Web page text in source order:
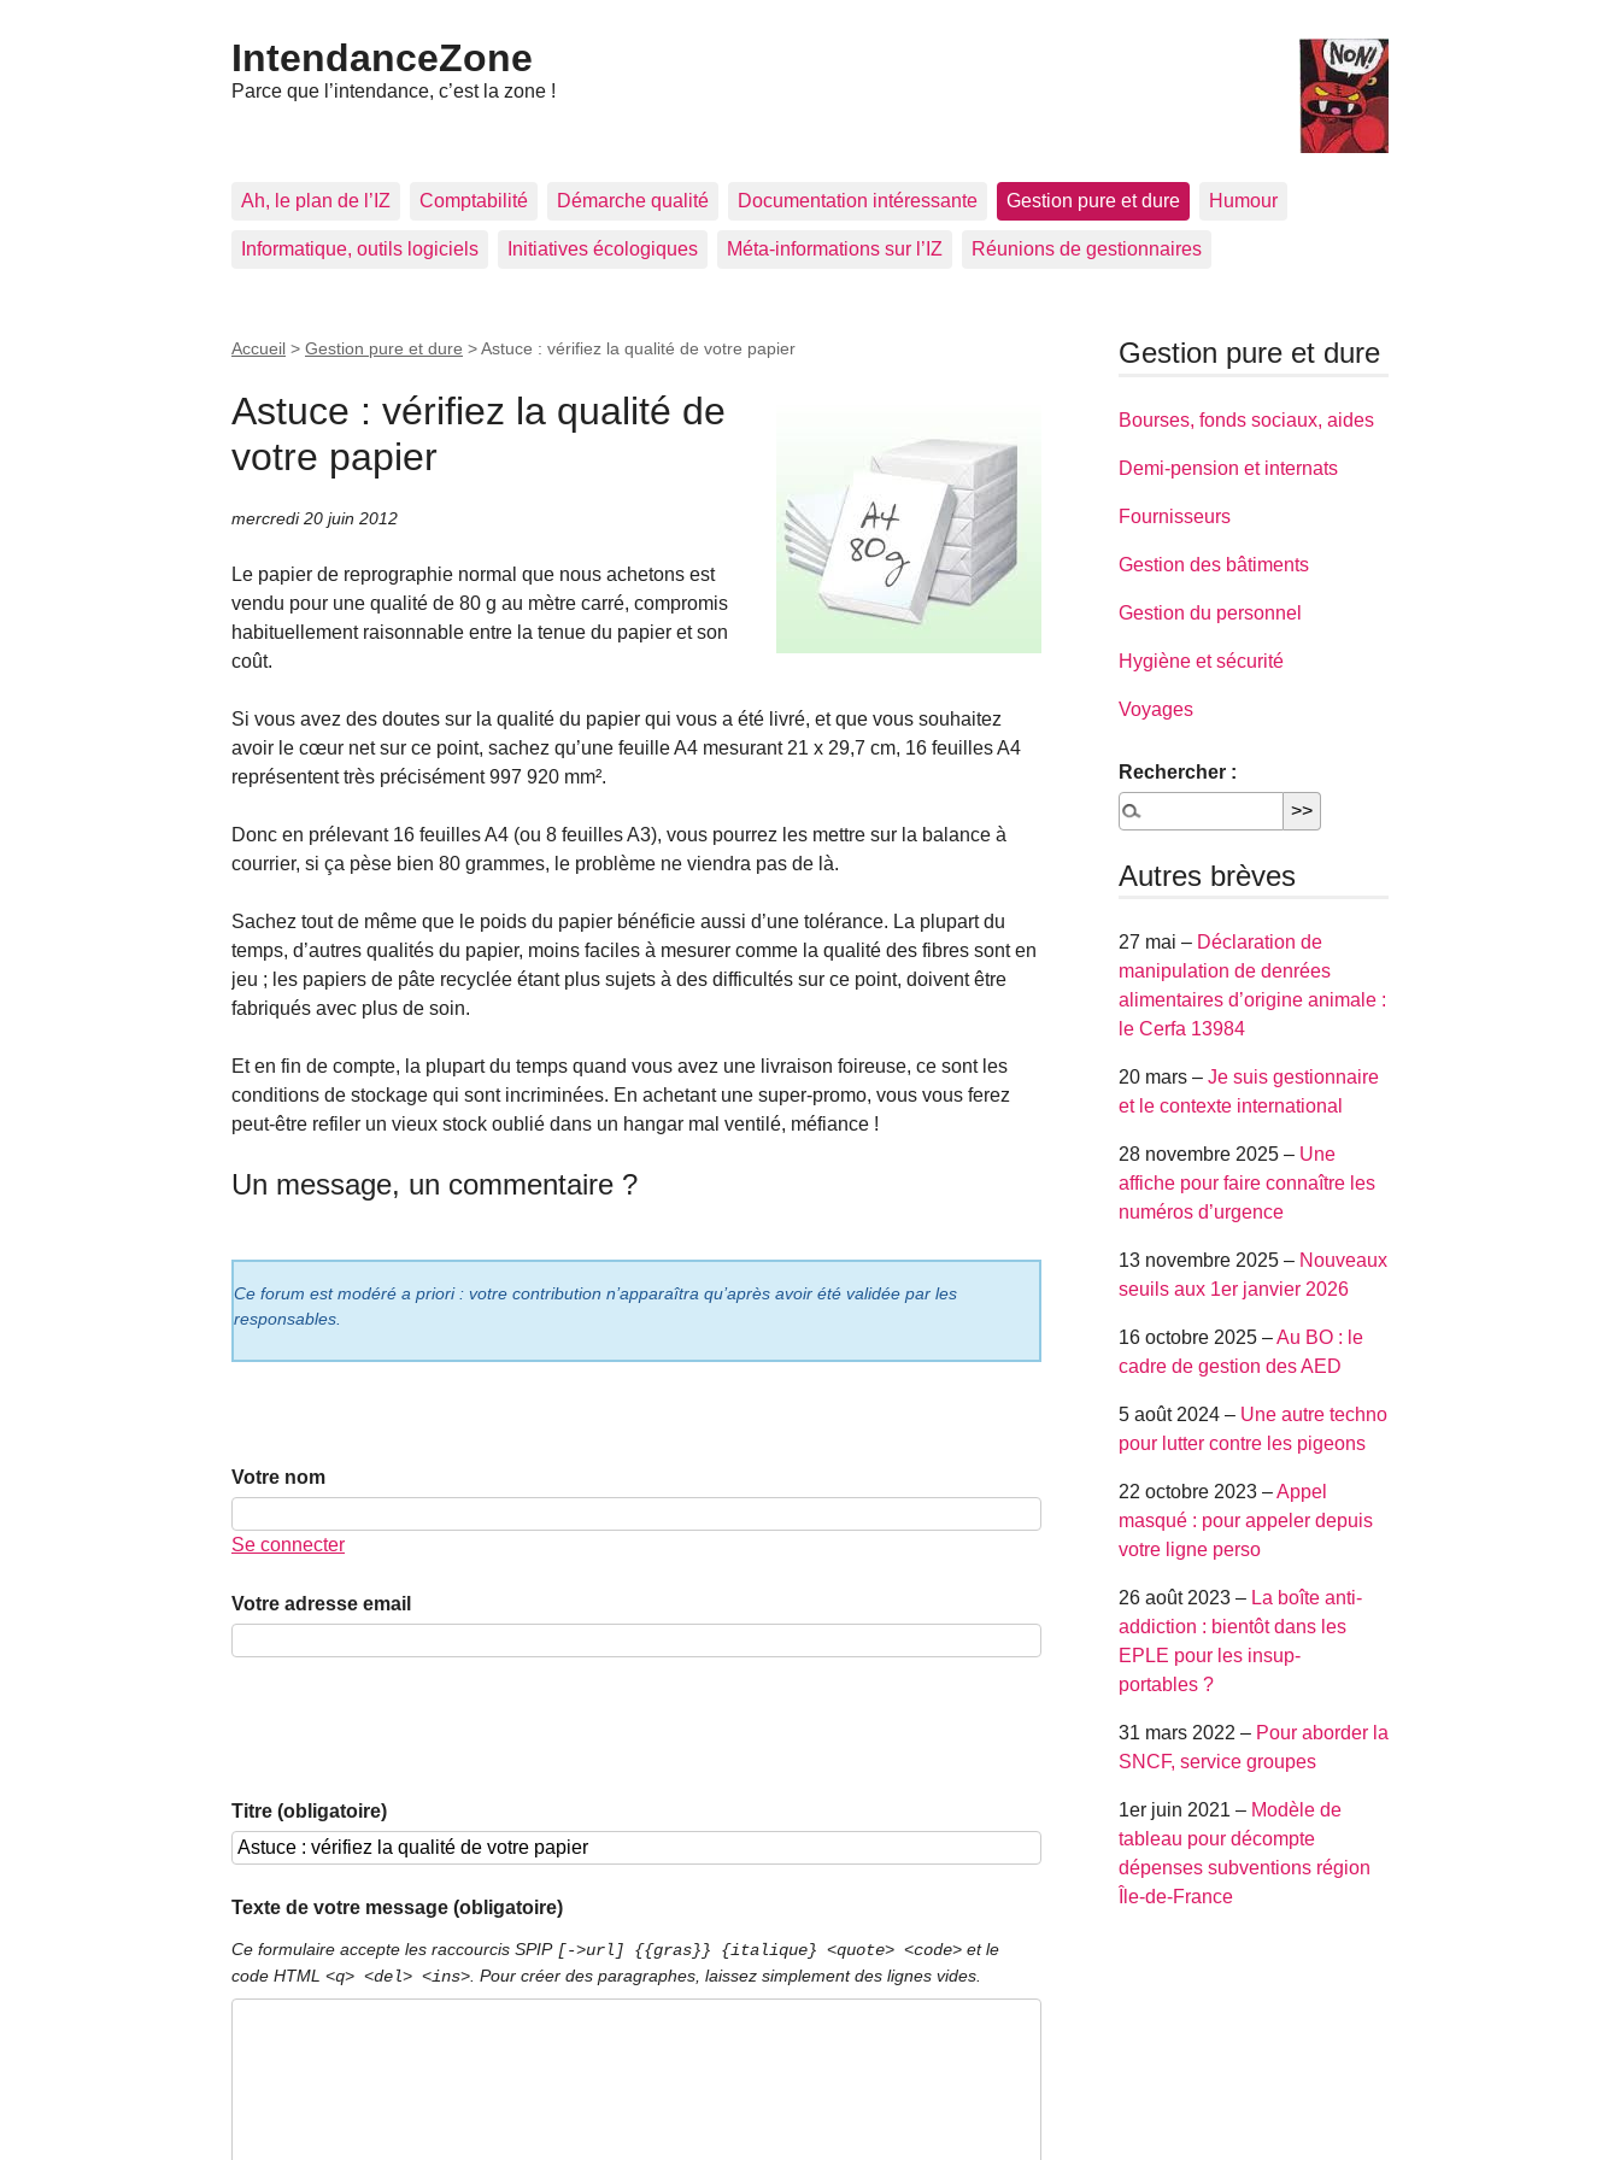
IntendanceZone
Parce que l’intendance, c’est la zone !
Ah, le plan de l’IZ Comptabilité Démarche qualité Documentation intéressante Gestion pure et dure Humour
Informatique, outils logiciels Initiatives écologiques Méta-informations sur l’IZ Réunions de gestionnaires
Accueil > Gestion pure et dure >Astuce : vérifiez la qualité de votre papier
Astuce : vérifiez la qualité de
votre papier
mercredi 20 juin 2012
Le papier de reprographie normal que nous achetons est
vendu pour une qualité de 80 g au mètre carré, compromis
habituellement raisonnable entre la tenue du papier et son
coût.
Si vous avez des doutes sur la qualité du papier qui vous a été livré, et que vous souhaitez
avoir le cœur net sur ce point, sachez qu’une feuille A4 mesurant 21 x 29,7 cm, 16 feuilles A4
représentent très précisément 997 920 mm².
Donc en prélevant 16 feuilles A4 (ou 8 feuilles A3), vous pourrez les mettre sur la balance à
courrier, si ça pèse bien 80 grammes, le problème ne viendra pas de là.
Sachez tout de même que le poids du papier bénéficie aussi d’une tolérance. La plupart du
temps, d’autres qualités du papier, moins faciles à mesurer comme la qualité des fibres sont en
jeu ; les papiers de pâte recyclée étant plus sujets à des difficultés sur ce point, doivent être
fabriqués avec plus de soin.
Et en fin de compte, la plupart du temps quand vous avez une livraison foireuse, ce sont les
conditions de stockage qui sont incriminées. En achetant une super-promo, vous vous ferez
peut-être refiler un vieux stock oublié dans un hangar mal ventilé, méfiance !
Un message, un commentaire ?
Ce forum est modéré a priori : votre contribution n’apparaîtra qu’après avoir été validée par les
responsables.
Votre nom
Se connecter
Votre adresse email
Titre (obligatoire)
Texte de votre message (obligatoire)
Ce formulaire accepte les raccourcis SPIP [->url] {{gras}} {italique} <quote> <code> et le
code HTML <q> <del> <ins> . Pour créer des paragraphes, laissez simplement des lignes vides.
Gestion pure et dure
Bourses, fonds sociaux, aides
Demi-pension et internats
Fournisseurs
Gestion des bâtiments
Gestion du personnel
Hygiène et sécurité
Voyages
Rechercher :
Autres brèves
27 mai – Déclaration de
manipulation de denrées
alimentaires d’origine animale :
le Cerfa 13984
20 mars –Je suis gestionnaire
et le contexte international
28 novembre 2025 – Une
affiche pour faire connaître les
numéros d’urgence
13 novembre 2025 – Nouveaux
seuils aux 1er janvier 2026
16 octobre 2025 –Au BO : le
cadre de gestion des AED
5 août 2024 – Une autre techno
pour lutter contre les pigeons
22 octobre 2023 –Appel
masqué : pour appeler depuis
votre ligne perso
26 août 2023 – La boîte anti-
addiction : bientôt dans les
EPLE pour les insup-
portables ?
31 mars 2022 – Pour aborder la
SNCF, service groupes
1er juin 2021 – Modèle de
tableau pour décompte
dépenses subventions région
Île-de-France